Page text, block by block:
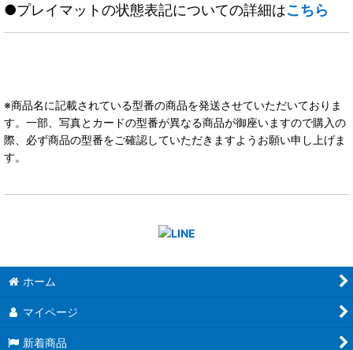
●プレイマットの状態表記についての詳細はこちら
※商品名に記載されている型番の商品を発送させていただいておりま
す。一部、写真とカードの型番が異なる商品が御座いますので購入の
際、必ず商品の型番をご確認していただきますようお願い申し上げま
す。
ホーム
マイページ
新着商品